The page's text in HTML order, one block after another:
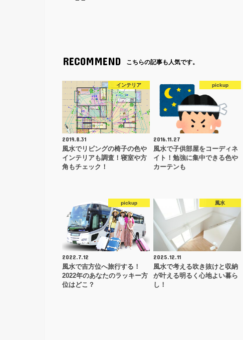
RECOMMEND こちらの記事も人気です。
インテリア
2019.8.31
風水でリビングの椅子の色や
インテリアも調査！寝室や方
角もチェック！
pickup
2016.11.27
風水で子供部屋をコーディネ
イト！勉強に集中できる色や
カーテンも
pickup
2022.7.12
風水で吉方位へ旅行する！
2022年のあなたのラッキー方
位はどこ？
風水
2025.12.11
風水で考える吹き抜けと収納
が叶える明るく心地よい暮ら
し！